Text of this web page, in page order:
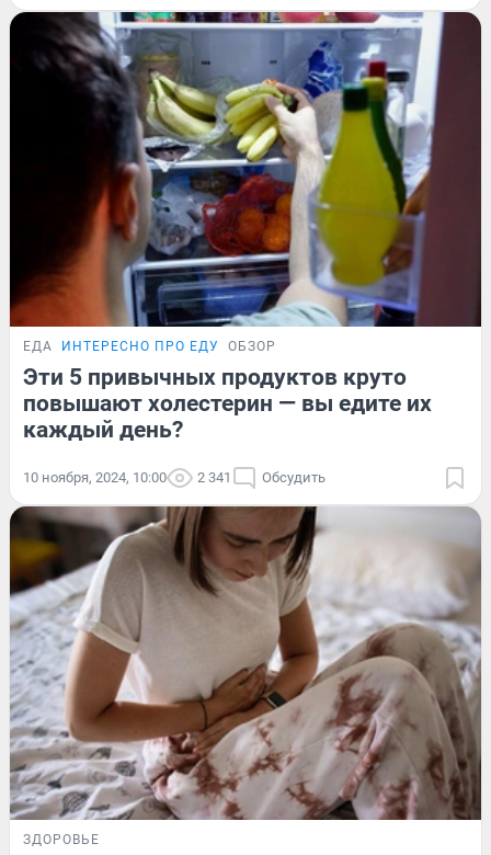
ЕДА ИНТЕРЕСНО ПРО ЕДУ ОБЗОР
Эти 5 привычных продуктов круто
повышают холестерин — вы едите их
каждый день?
10 ноября, 2024, 10:00 2 341 Обсудить
ЗДОРОВЬЕ